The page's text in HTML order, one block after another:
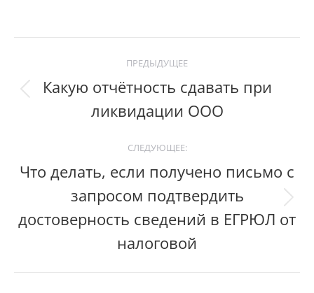
navigation ПРЕДЫДУЩЕЕ
Previous
post:
Какую отчётность сдавать при
ликвидации ООО
СЛЕДУЮЩЕЕ:
Следующий
пост:
Что делать, если получено письмо с
запросом подтвердить
достоверность сведений в ЕГРЮЛ от
налоговой